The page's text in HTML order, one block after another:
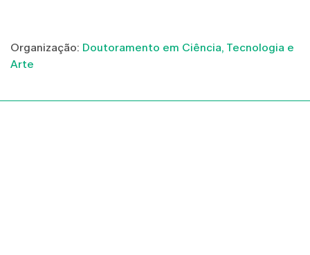
Organização: Doutoramento em Ciência, Tecnologia e
Arte